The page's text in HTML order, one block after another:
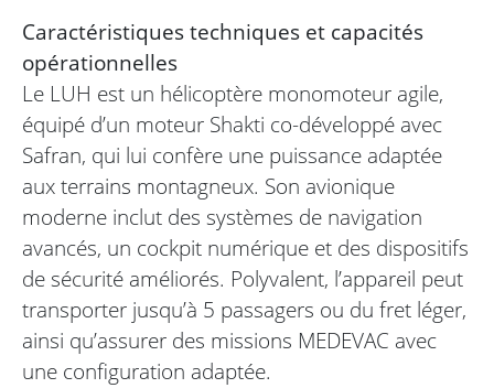
Caractéristiques techniques et capacités
opérationnelles
Le LUH est un hélicoptère monomoteur agile,
équipé d’un moteur Shakti co-développé avec
Safran, qui lui confère une puissance adaptée
aux terrains montagneux. Son avionique
moderne inclut des systèmes de navigation
avancés, un cockpit numérique et des dispositifs
de sécurité améliorés. Polyvalent, l’appareil peut
transporter jusqu’à 5 passagers ou du fret léger,
ainsi qu’assurer des missions MEDEVAC avec
une configuration adaptée.